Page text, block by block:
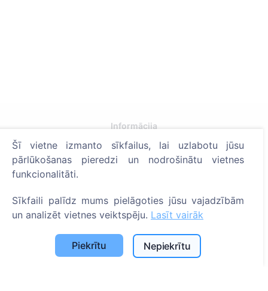
Informācija
Par CEMETY
Pašvaldību un lietotāju saraksts
Maksājumu politika
Šī vietne izmanto sīkfailus, lai uzlabotu jūsu
pārlūkošanas pieredzi un nodrošinātu vietnes
funkcionalitāti.
Sīkfaili palīdz mums pielāgoties jūsu vajadzībām
un analizēt vietnes veiktspēju. Lasīt vairāk
Piekrītu Nepiekrītu